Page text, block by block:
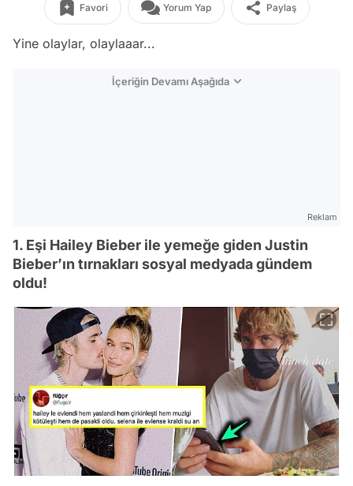
Favori Yorum Yap Paylaş
Yine olaylar, olaylaaar...
İçeriğin Devamı Aşağıda
Reklam
1. Eşi Hailey Bieber ile yemeğe giden Justin
Bieber’ın tırnakları sosyal medyada gündem
oldu!